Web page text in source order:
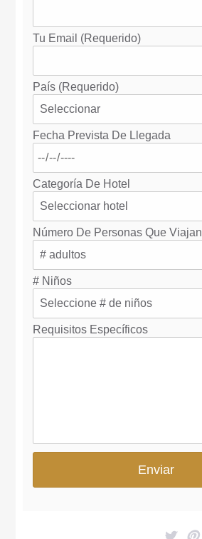
Tu Email (requerido)
País (requerido)
Fecha Prevista De Llegada
Categoría De Hotel
Número De Personas Que Viajan
# Niños
Requisitos Específicos